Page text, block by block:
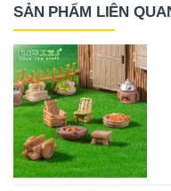
SẢN PHẨM LIÊN